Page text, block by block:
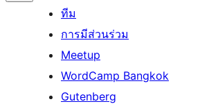
ทีม
การมีส่วนร่วม
Meetup
WordCamp Bangkok
Gutenberg